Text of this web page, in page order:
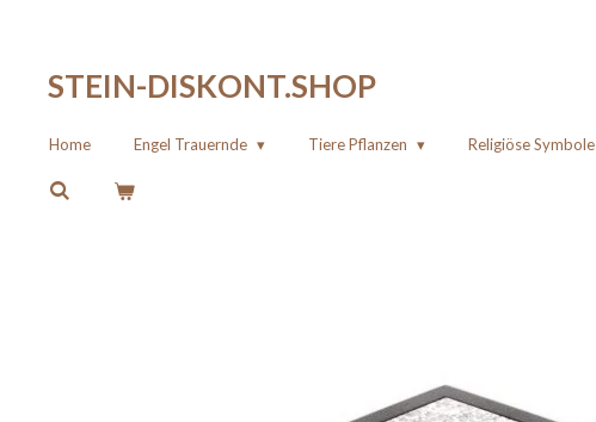
springenSTEIN-DISKONT.SHOP
Home Engel Trauernde Tiere Pflanzen Religiöse Symbole